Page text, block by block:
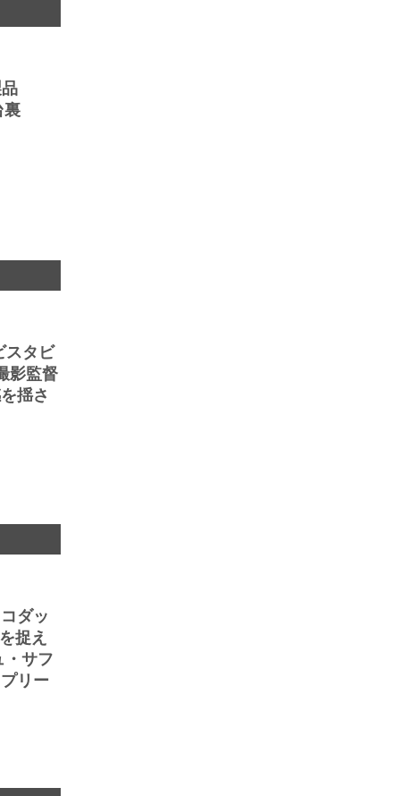
裏
スタビ
影監督
揺さ
ダッ
捉え
・サフ
リー